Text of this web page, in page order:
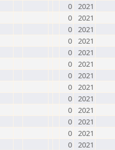
0 2021
0 2021
0 2021
0 2021
0 2021
0 2021
0 2021
0 2021
0 2021
0 2021
0 2021
0 2021
0 2021